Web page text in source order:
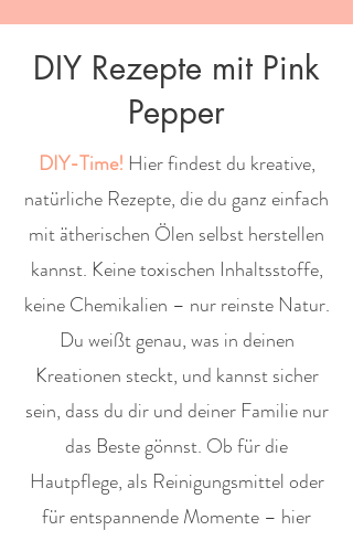
DIY Rezepte mit Pink
Pepper
DIY-Time! Hier findest du kreative,
natürliche Rezepte, die du ganz einfach
mit ätherischen Ölen selbst herstellen
kannst. Keine toxischen Inhaltsstoffe,
keine Chemikalien – nur reinste Natur.
Du weißt genau, was in deinen
Kreationen steckt, und kannst sicher
sein, dass du dir und deiner Familie nur
das Beste gönnst. Ob für die
Hautpflege, als Reinigungsmittel oder
für entspannende Momente – hier